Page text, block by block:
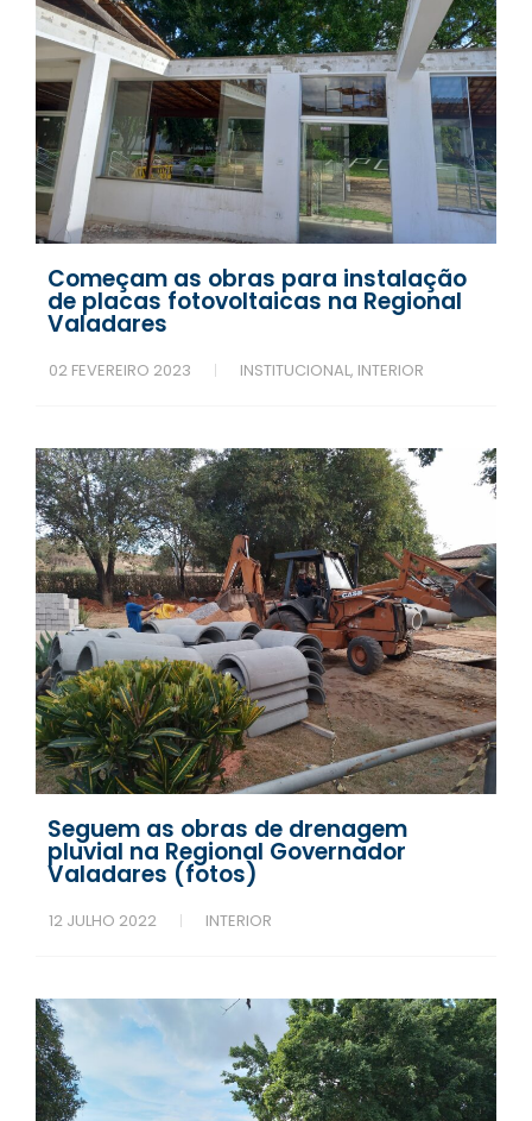
Começam as obras para instalação
de placas fotovoltaicas na Regional
Valadares
02 FEVEREIRO 2023 INSTITUCIONAL, INTERIOR
Seguem as obras de drenagem
pluvial na Regional Governador
Valadares (fotos)
12 JULHO 2022 INTERIOR